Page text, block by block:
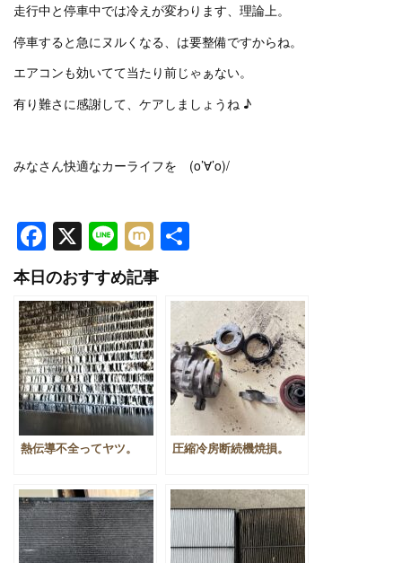
走行中と停車中では冷えが変わります、理論上。
停車すると急にヌルくなる、は要整備ですからね。
エアコンも効いてて当たり前じゃぁない。
有り難さに感謝して、ケアしましょうね ♪
みなさん快適なカーライフを (o’∀’o)/
Facebook
X LineMixi
本日のおすすめ記事
熱伝導不全ってヤツ。 圧縮冷房断続機焼損。